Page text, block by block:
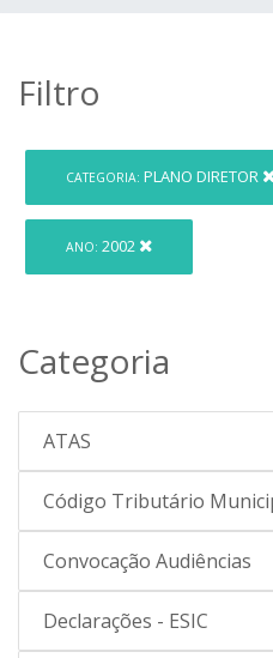
Filtro
CATEGORIA: PLANO DIRETOR
ANO: 2002
Categoria
ATAS
Código Tributário
Convocação Audiências
Declarações - ESIC